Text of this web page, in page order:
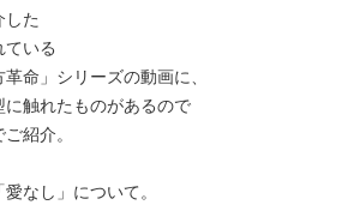
した
いる
命」シリーズの動画に、
触れたものがあるので
紹介。
なし」について。